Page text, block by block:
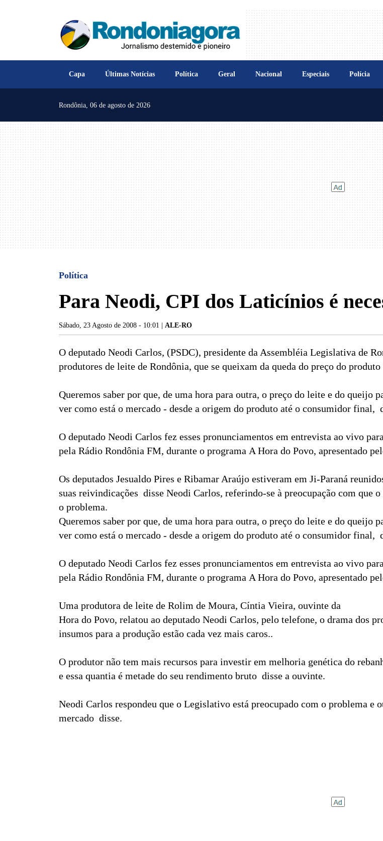
Capa Últimas Notícias Política Geral Nacional Especiais Polícia
Rondônia, 06 de agosto de 2026
Política
Para Neodi, CPI dos Laticínios é
Sábado, 23 Agosto de 2008 - 10:01 | ALE-RO
O deputado Neodi Carlos, (PSDC), presidente da Assembléia Legislativa de
produtores de leite de Rondônia, que se queixam da queda do preço do
Queremos saber por que, de uma hora para outra, o preço do leite e do
ver como está o mercado - desde a origem do produto até o consumidor final, 
O deputado Neodi Carlos fez esses pronunciamentos em entrevista ao vivo
pela Rádio Rondônia FM, durante o programa A Hora do Povo, apresentado
Os deputados Jesualdo Pires e Ribamar Araújo estiveram em Ji-Paraná
suas reivindicações  disse Neodi Carlos, referindo-se à preocupação com
o problema.
Queremos saber por que, de uma hora para outra, o preço do leite e do
ver como está o mercado - desde a origem do produto até o consumidor final, 
O deputado Neodi Carlos fez esses pronunciamentos em entrevista ao vivo
pela Rádio Rondônia FM, durante o programa A Hora do Povo, apresentado
Uma produtora de leite de Rolim de Moura, Cíntia Vieira, ouvinte da
Hora do Povo, relatou ao deputado Neodi Carlos, pelo telefone, o drama dos
insumos para a produção estão cada vez mais caros..
O produtor não tem mais recursos para investir em melhoria genética do
e essa quantia é metade do seu rendimento bruto  disse a ouvinte.
Neodi Carlos respondeu que o Legislativo está preocupado com o problema e
mercado  disse.